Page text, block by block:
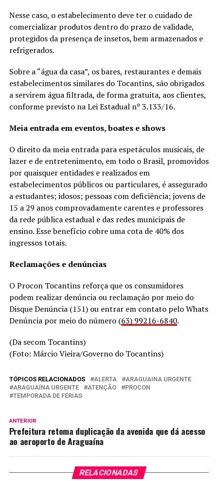
Nesse caso, o estabelecimento deve ter o cuidado de
comercializar produtos dentro do prazo de validade,
protegidos da presença de insetos, bem armazenados e
refrigerados.
Sobre a “água da casa”, os bares, restaurantes e demais
estabelecimentos similares do Tocantins, são obrigados
a servirem água filtrada, de forma gratuita, aos clientes,
conforme previsto na Lei Estadual nº 3.133/16.
Meia entrada em eventos, boates e shows
O direito da meia entrada para espetáculos musicais, de
lazer e de entretenimento, em todo o Brasil, promovidos
por quaisquer entidades e realizados em
estabelecimentos públicos ou particulares, é assegurado
a estudantes; idosos; pessoas com deficiência; jovens de
15 a 29 anos comprovadamente carentes e professores
da rede pública estadual e das redes municipais de
ensino. Esse benefício cobre uma cota de 40% dos
ingressos totais.
Reclamações e denúncias
O Procon Tocantins reforça que os consumidores
podem realizar denúncia ou reclamação por meio do
Disque Denúncia (151) ou entrar em contato pelo Whats
Denúncia por meio do número (63) 99216-6840.
(Da secom Tocantins)
(Foto: Márcio Vieira/Governo do Tocantins)
TÓPICOS RELACIONADOS ALERTA
ARAGUAINA URGENTE
ARAGUAÍNA URGENTE
ATENÇÃO
PROCON
TEMPORADA DE FÉRIAS
ANTERIOR
Prefeitura retoma duplicação da avenida que dá acesso
ao aeroporto de Araguaína
RELACIONADAS